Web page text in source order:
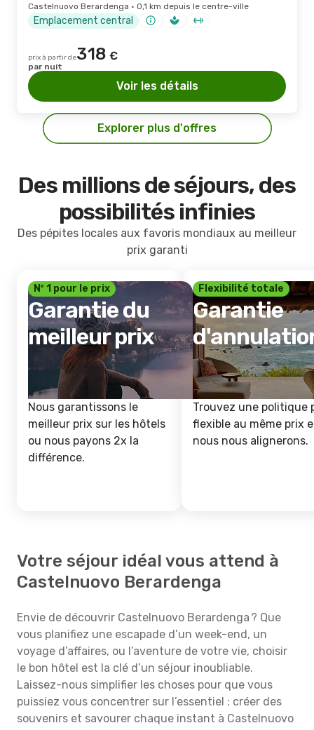
Castelnuovo Berardenga · 0,1 km depuis le centre-ville
Emplacement central
prix à partir de318 €
par nuit
Voir les détails
Explorer plus d'offres
Des millions de séjours, des
possibilités infinies
Des pépites locales aux favoris mondiaux au meilleur
prix garanti
Nº 1 pour le prix
Garantie du
meilleur prix
Nous garantissons le
meilleur prix sur les hôtels
ou nous payons 2x la
différence.
Flexibilité totale
Garantie
Trouvez une politique
flexible au même prix
nous nous alignerons.
Votre séjour idéal vous attend à
Castelnuovo Berardenga
Envie de découvrir Castelnuovo Berardenga ? Que
vous planifiez une escapade d’un week-end, un
voyage d’affaires, ou l’aventure de votre vie, choisir
le bon hôtel est la clé d’un séjour inoubliable.
Laissez-nous simplifier les choses pour que vous
puissiez vous concentrer sur l’essentiel : créer des
souvenirs et savourer chaque instant à Castelnuovo